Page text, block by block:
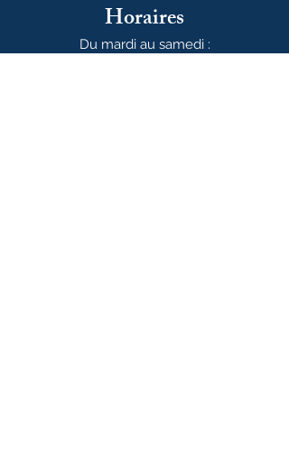
Horaires
Du mardi au samedi :